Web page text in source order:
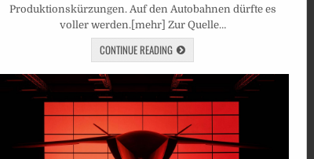
Produktionskürzungen. Auf den Autobahnen dürfte es
voller werden.[mehr] Zur Quelle…
CONTINUE READING